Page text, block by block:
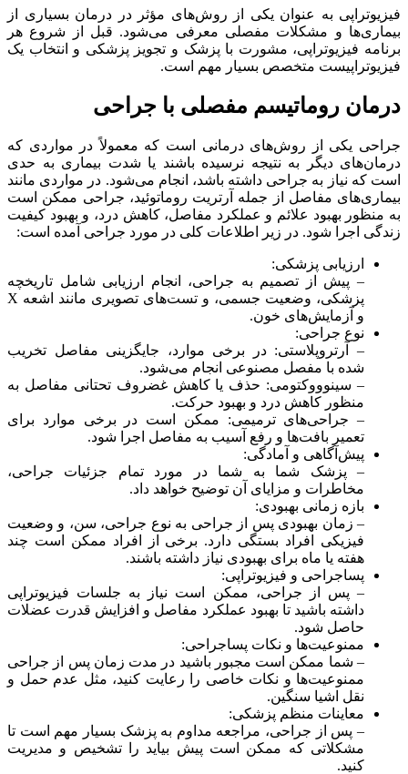
فیزیوتراپی به عنوان یکی از روش‌های مؤثر در درمان بسیاری از
بیماری‌ها و مشکلات مفصلی معرفی می‌شود. قبل از شروع هر
برنامه فیزیوتراپی، مشورت با پزشک و تجویز پزشکی و انتخاب یک
فیزیوتراپیست متخصص بسیار مهم است.
درمان روماتیسم مفصلی با جراحی
جراحی یکی از روش‌های درمانی است که معمولاً در مواردی که
درمان‌های دیگر به نتیجه نرسیده باشند یا شدت بیماری به حدی
است که نیاز به جراحی داشته باشد، انجام می‌شود. در مواردی مانند
بیماری‌های مفاصل از جمله آرتریت روماتوئید، جراحی ممکن است
به منظور بهبود علائم و عملکرد مفاصل، کاهش درد، و بهبود کیفیت
زندگی اجرا شود. در زیر اطلاعات کلی در مورد جراحی آمده است:
ارزیابی پزشکی:
– پیش از تصمیم به جراحی، انجام ارزیابی شامل تاریخچه
پزشکی، وضعیت جسمی، و تست‌های تصویری مانند اشعه X
و آزمایش‌های خون.
نوع جراحی:
– آرتروپلاستی: در برخی موارد، جایگزینی مفاصل تخریب
شده با مفصل مصنوعی انجام می‌شود.
– سینوووکتومی: حذف یا کاهش غضروف تحتانی مفاصل به
منظور کاهش درد و بهبود حرکت.
– جراحی‌های ترمیمی: ممکن است در برخی موارد برای
تعمیر بافت‌ها و رفع آسیب به مفاصل اجرا شود.
پیش‌آگاهی و آمادگی:
– پزشک شما به شما در مورد تمام جزئیات جراحی،
مخاطرات و مزایای آن توضیح خواهد داد.
بازه زمانی بهبودی:
– زمان بهبودی پس از جراحی به نوع جراحی، سن، و وضعیت
فیزیکی افراد بستگی دارد. برخی از افراد ممکن است چند
هفته یا ماه برای بهبودی نیاز داشته باشند.
پساجراحی و فیزیوتراپی:
– پس از جراحی، ممکن است نیاز به جلسات فیزیوتراپی
داشته باشید تا بهبود عملکرد مفاصل و افزایش قدرت عضلات
حاصل شود.
ممنوعیت‌ها و نکات پساجراحی:
– شما ممکن است مجبور باشید در مدت زمان پس از جراحی
ممنوعیت‌ها و نکات خاصی را رعایت کنید، مثل عدم حمل و
نقل اشیا سنگین.
معاینات منظم پزشکی:
– پس از جراحی، مراجعه مداوم به پزشک بسیار مهم است تا
مشکلاتی که ممکن است پیش بیاید را تشخیص و مدیریت
کنید.